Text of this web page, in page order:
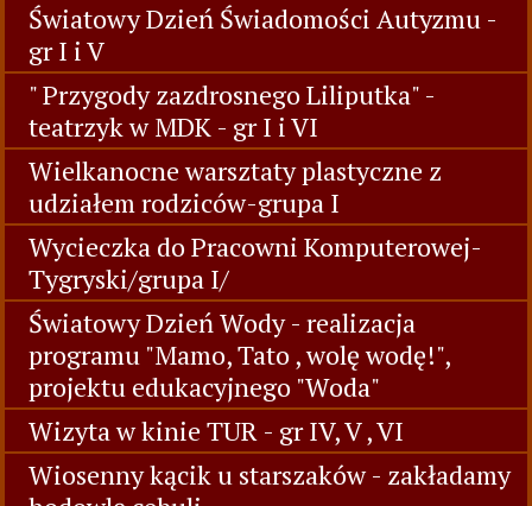
Światowy Dzień Świadomości Autyzmu -
gr I i V
" Przygody zazdrosnego Liliputka" -
teatrzyk w MDK - gr I i VI
Wielkanocne warsztaty plastyczne z
udziałem rodziców-grupa I
Wycieczka do Pracowni Komputerowej-
Tygryski/grupa I/
Światowy Dzień Wody - realizacja
programu "Mamo, Tato , wolę wodę!",
projektu edukacyjnego "Woda"
Wizyta w kinie TUR - gr IV, V , VI
Wiosenny kącik u starszaków - zakładamy